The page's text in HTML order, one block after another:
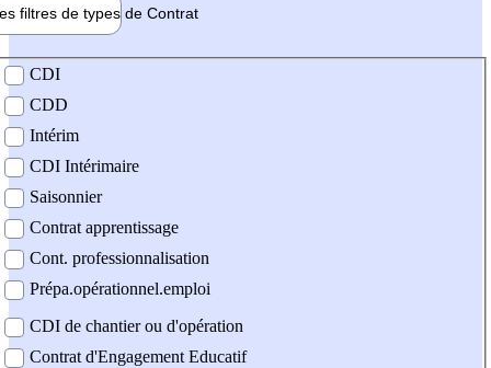
filtres de types de Contrat
contrat
CDI
CDD
Intérim
CDI Intérimaire
Saisonnier
Contrat apprentissage
Cont. professionnalisation
Prépa.opérationnel.emploi
CDI de chantier ou d'opération
Contrat d'Engagement Educatif